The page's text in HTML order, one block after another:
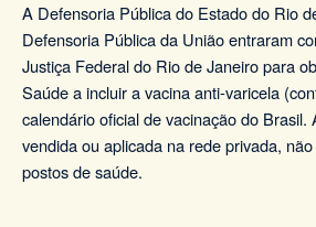
A Defensoria Pública do Estado do Rio
Defensoria Pública da União entraram
Justiça Federal do Rio de Janeiro para
Saúde a incluir a vacina anti-varicela
calendário oficial de vacinação do Brasil.
vendida ou aplicada na rede privada,
postos de saúde.